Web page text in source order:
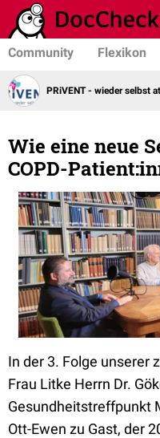
Community Flexikon
PRiVENT - wieder selbst
Wie eine neue
COPD-
In der 3. Folge
Frau Litke Herrn Dr.
Gesundheitstreffpunkt
Ott-Ewen zu Gast, der